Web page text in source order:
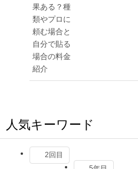
人気キーワード
2回目